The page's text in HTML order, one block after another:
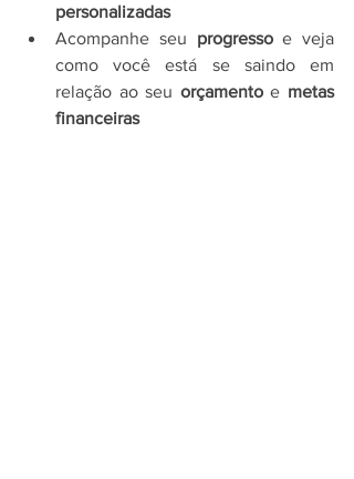
personalizadas
Acompanhe seu progresso e veja
como você está se saindo em
relação ao seu orçamento e metas
financeiras